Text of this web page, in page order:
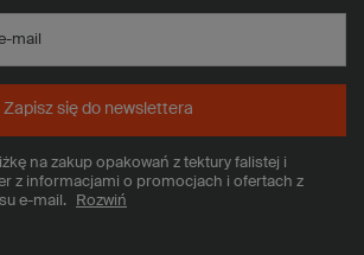
mail
na zakup opakowań z tektury falistej i
z informacjami o promocjach i ofertach z
e-mail.
Rozwiń
Zapisz się do newslettera